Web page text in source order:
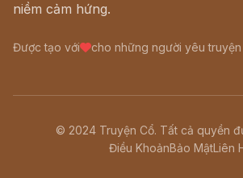
niềm cảm hứng.
Được tạo với cho những người yêu truyện
© 2024 Truyện Cổ. Tất cả quyền
Điều KhoảnBảo MậtLiên